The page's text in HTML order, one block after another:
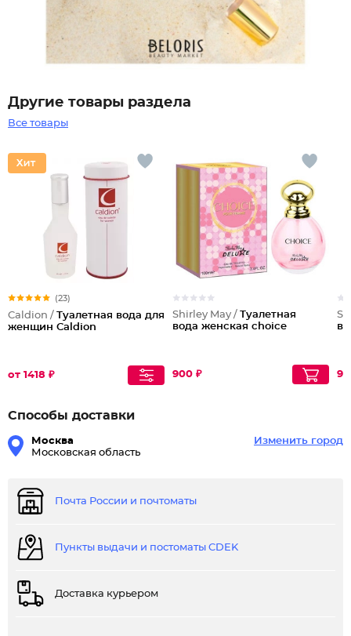
Другие товары раздела
Все товары
(23)
Caldion / Туалетная вода для
женщин Caldion
от 1418 ₽
Shirley May / Туалетная
вода женская choice
900 ₽
Способы доставки
Москва
Московская область
Изменить город
Почта России и почтоматы
Пункты выдачи и постоматы CDEK
Доставка курьером